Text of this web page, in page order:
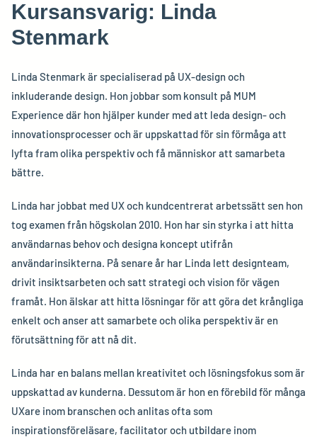
Kursansvarig: Linda
Stenmark
Linda Stenmark är specialiserad på UX-design och
inkluderande design. Hon jobbar som konsult på MUM
Experience där hon hjälper kunder med att leda design- och
innovationsprocesser och är uppskattad för sin förmåga att
lyfta fram olika perspektiv och få människor att samarbeta
bättre.
Linda har jobbat med UX och kundcentrerat arbetssätt sen hon
tog examen från högskolan 2010. Hon har sin styrka i att hitta
användarnas behov och designa koncept utifrån
användarinsikterna. På senare år har Linda lett designteam,
drivit insiktsarbeten och satt strategi och vision för vägen
framåt. Hon älskar att hitta lösningar för att göra det krångliga
enkelt och anser att samarbete och olika perspektiv är en
förutsättning för att nå dit.
Linda har en balans mellan kreativitet och lösningsfokus som är
uppskattad av kunderna. Dessutom är hon en förebild för många
UXare inom branschen och anlitas ofta som
inspirationsföreläsare, facilitator och utbildare inom